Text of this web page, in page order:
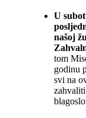
U
našoj
tom
godinu
svi na